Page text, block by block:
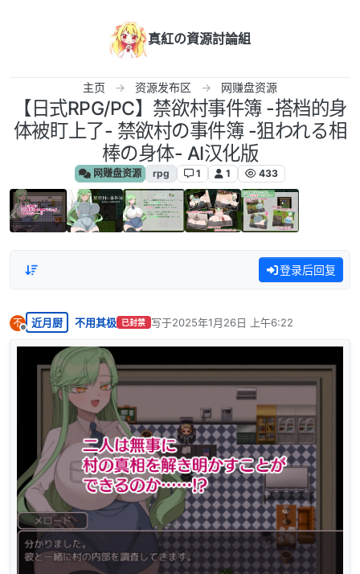
真紅の資源討論組
主页 资源发布区 网赚盘资源
【日式RPG/PC】禁欲村事件簿 -搭档的身
体被盯上了- 禁欲村の事件簿 -狙われる相
棒の身体- AI汉化版
网赚盘资源 rpg 1 1 433
登录后回复
不
离线
近月厨 不用其极 已封禁 写于2025年1月26日 上午6:22
最后由 编辑